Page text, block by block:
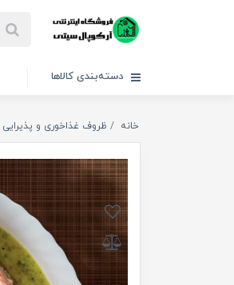
دسته‌بندی کالاها
خانه ظروف غذاخوری و پذیرایی